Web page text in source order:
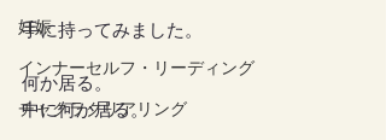
妊娠
インナーセルフ・リーディング
チャクラクリアリング
手に持ってみました。
何か居る。
中に何か居る。